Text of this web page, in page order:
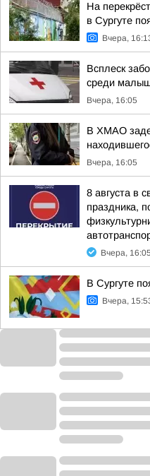
На
в Сургуте
Вчера,
Всплеск
среди
Вчера, 16:05
В ХМАО
Вчера, 16:05
8 августа в
праздника,
Вчера, 16:05
В Сургуте
Вчера,